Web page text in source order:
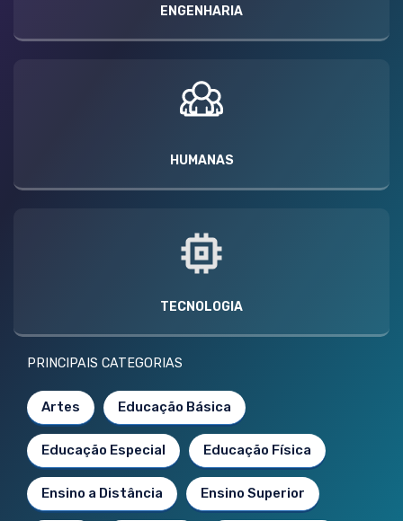
ENGENHARIA
HUMANAS
TECNOLOGIA
PRINCIPAIS CATEGORIAS
Artes Educação Básica
Educação Especial Educação Física
Ensino a Distância Ensino Superior